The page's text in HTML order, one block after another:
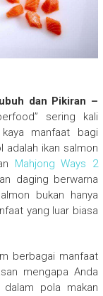
dan Pikiran –
sering kali
manfaat bagi
adalah ikan salmon
Mahjong Ways 2
daging berwarna
bukan hanya
yang luar biasa
berbagai manfaat
mengapa Anda
pola makan